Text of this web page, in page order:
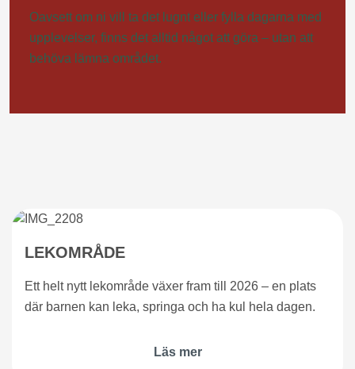
Oavsett om ni vill ta det lugnt eller fylla dagarna med
upplevelser, finns det alltid något att göra – utan att
behöva lämna området.
LEKOMRÅDE
Ett helt nytt lekområde växer fram till 2026 – en plats
där barnen kan leka, springa och ha kul hela dagen.
Läs mer